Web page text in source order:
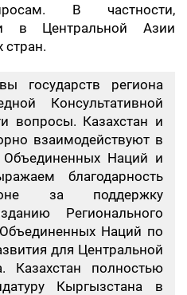
В частности,
в Центральной Азии
стран.
государств региона
Консультативной
вопросы. Казахстан и
взаимодействуют в
Объединенных Наций и
благодарность
за поддержку
Регионального
Наций по
для Центральной
Казахстан полностью
Кыргызстана в